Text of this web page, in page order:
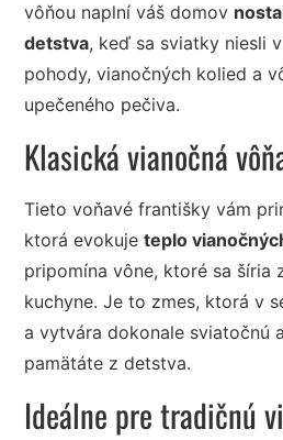
vôňou naplní váš domov
detstva, keď sa sviatky niesli
pohody, vianočných kolied a
upečeného pečiva.
Klasická vianočná
Tieto voňavé františky vám
ktorá evokujeteplo
pripomína vône, ktoré sa šíria
kuchyne. Je to zmes, ktorá v
a vytvára dokonale sviatočnú
pamätáte z detstva.
Ideálne pre tradičnú